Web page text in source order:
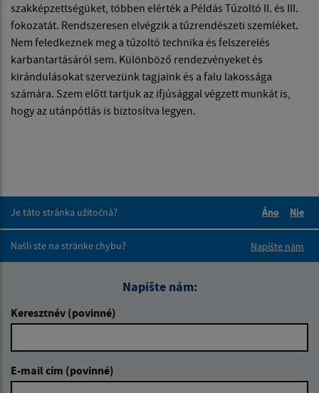
szakképzettségüket, többen elérték a Példás Tűzoltó II. és III.
fokozatát. Rendszeresen elvégzik a tűzrendészeti szemléket.
Nem feledkeznek meg a tűzoltó technika és felszerelés
karbantartásáról sem. Különböző rendezvényeket és
kirándulásokat szervezünk tagjaink és a falu lakossága
számára. Szem előtt tartjuk az ifjúsággal végzett munkát is,
hogy az utánpótlás is biztosítva legyen.
Je táto stránka užitočná?
Áno
Nie
Našli ste na stránke chybu?
Napíšte nám
Napíšte nám:
Keresztnév (povinné)
E-mail cím (povinné)